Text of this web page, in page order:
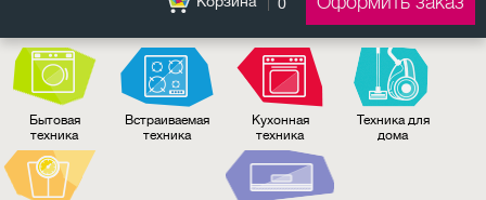
Бытовая
техника
Встраиваемая
техника
Кухонная
техника
Техника для
дома